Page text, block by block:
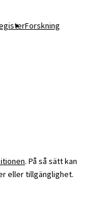
Forskning
. På så sätt kan
eller tillgänglighet.